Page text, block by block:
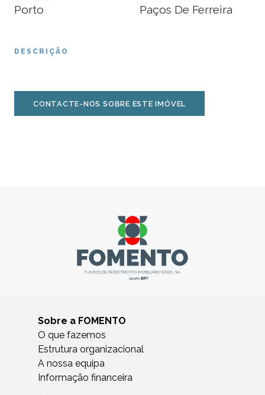
Porto Paços De Ferreira
DESCRIÇÃO
CONTACTE-NOS SOBRE ESTE IMÓVEL
Sobre a FOMENTO
O que fazemos
Estrutura organizacional
A nossa equipa
Informação financeira